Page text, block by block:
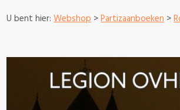
U bent hier:Webshop>Partizaanboeken>